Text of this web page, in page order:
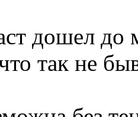
дошел до
так не